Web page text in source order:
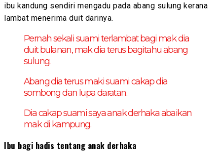
ibu kandung sendiri mengadu pada abang sulung kerana
lambat menerima duit darinya.
Pernah sekali suami terlambat bagi mak dia
duit bulanan, mak dia terus bagitahu abang
sulung.
Abang dia terus maki suami cakap dia
sombong dan lupa daratan.
Dia cakap suami saya anak derhaka abaikan
mak di kampung.
Ibu bagi hadis tentang anak derhaka